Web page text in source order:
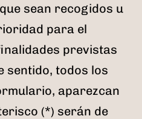
sean recogidos u
para el
previstas
sentido, todos los
aparezcan
(*) serán de